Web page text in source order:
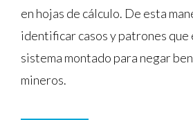
en hojas de cálculo. De esta
identificar casos y patrones que
sistema montado para negar
mineros.